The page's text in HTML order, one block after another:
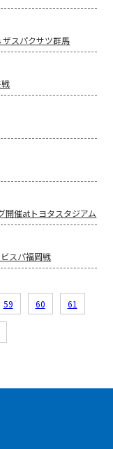
スパクサツ群馬
開催atトヨタスタジアム
スパ福岡戦
59 60 61